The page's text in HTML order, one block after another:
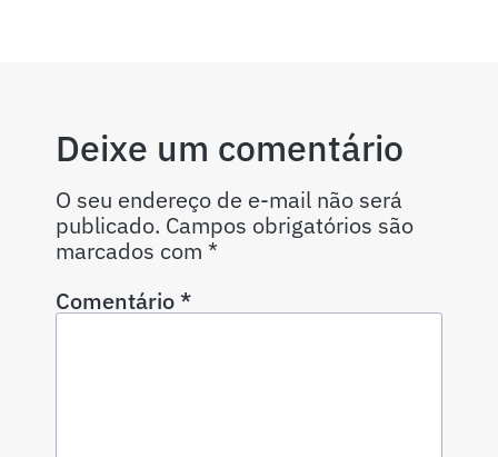
Deixe um comentário
O seu endereço de e-mail não será
publicado. Campos obrigatórios são
marcados com *
Comentário*